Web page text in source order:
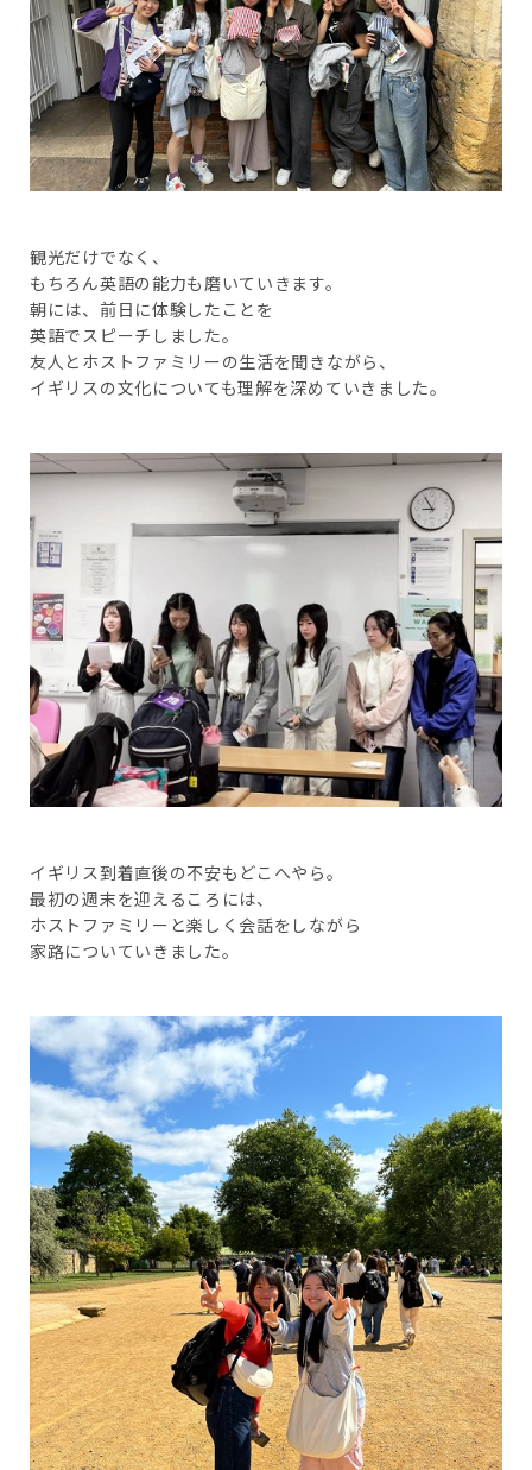
観光だけでなく、
もちろん英語の能力も磨いていきます。
朝には、前日に体験したことを
英語でスピーチしました。
友人とホストファミリーの生活を聞きながら、
イギリスの文化についても理解を深めていきました。
イギリス到着直後の不安もどこへやら。
最初の週末を迎えるころには、
ホストファミリーと楽しく会話をしながら
家路についていきました。